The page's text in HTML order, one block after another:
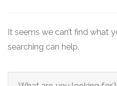
It seems we can’t find what
searching can help.